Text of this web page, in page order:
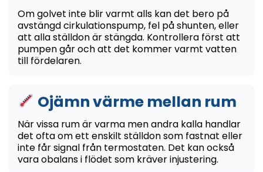
Om golvet inte blir varmt alls kan det bero på
avstängd cirkulationspump, fel på shunten, eller
att alla ställdon är stängda. Kontrollera först att
pumpen går och att det kommer varmt vatten
till fördelaren.
Ojämn värme mellan rum
När vissa rum är varma men andra kalla handlar
det ofta om ett enskilt ställdon som fastnat eller
inte får signal från termostaten. Det kan också
vara obalans i flödet som kräver injustering.